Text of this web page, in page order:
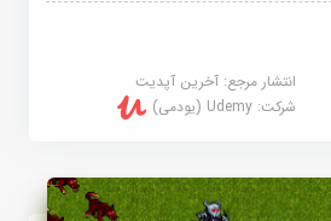
انتشار مرجع:آخرین آپدیت
شرکت:Udemy (یودمی)